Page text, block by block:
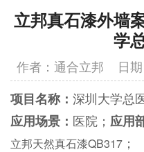
立邦真石漆外墙
学
作者：通合立邦 日期
项目名称： 深圳大学总
应用场景： 医院； 应用
立邦天然真石漆QB317；